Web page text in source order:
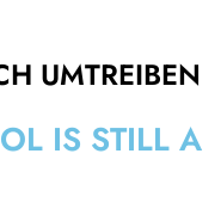
UMTREIBEN
IS STILL A